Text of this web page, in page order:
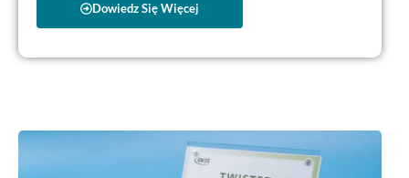
Dowiedz Się Więcej